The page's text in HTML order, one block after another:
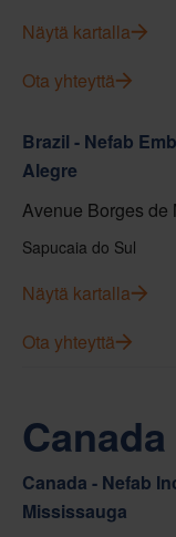
Näytä kartalla
Ota yhteyttä
Brazil - Nefab
Alegre
Avenue Borges de
Sapucaia do Sul
Näytä kartalla
Ota yhteyttä
Canada
Canada - Nefab
Mississauga